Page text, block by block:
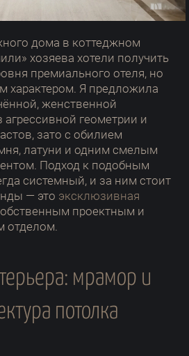
дома в коттеджном
хозяева хотели получить
премиального отеля, но
характером. Я предложила
женственной
агрессивной геометрии и
зато с обилием
латуни и одним смелым
Подход к подобным
системный, и за ним стоит
— это эксклюзивная
проектным и
отделом.
мрамор и
потолка